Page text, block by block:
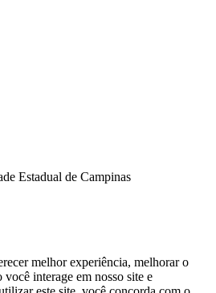
Estadual de Campinas
melhor experiência, melhorar o
interage em nosso site e